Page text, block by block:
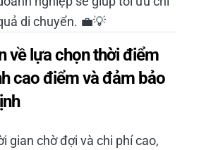
di chuyển. 💼💡
về lựa chọn thời điểm
cao điểm và đảm bảo
gian chờ đợi và chi phí cao,